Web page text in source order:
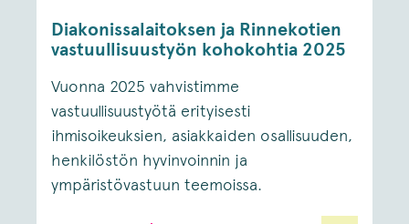
Diakonissalaitoksen ja Rinnekotien
vastuullisuustyön kohokohtia 2025
Vuonna 2025 vahvistimme
vastuullisuustyötä erityisesti
ihmisoikeuksien, asiakkaiden osallisuuden,
henkilöstön hyvinvoinnin ja
ympäristövastuun teemoissa.